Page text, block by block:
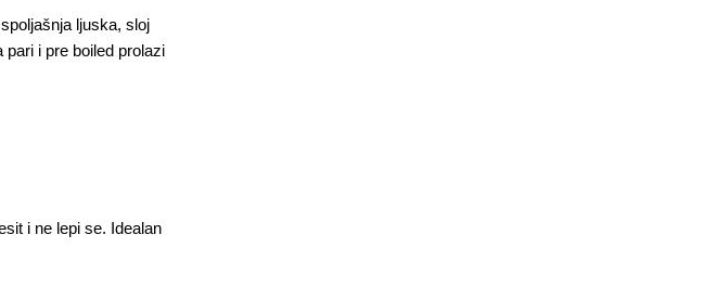
ljuska, sloj
i pre boiled prolazi
i ne lepi se. Idealan